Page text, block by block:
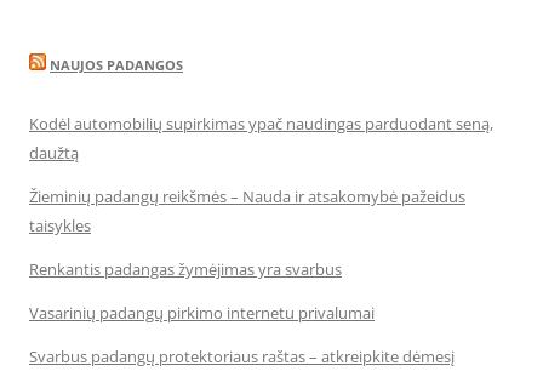
NAUJOS PADANGOS
Kodėl automobilių supirkimas ypač naudingas parduodant seną,
daužtą
Žieminių padangų reikšmės – Nauda ir atsakomybė pažeidus
taisykles
Renkantis padangas žymėjimas yra svarbus
Vasarinių padangų pirkimo internetu privalumai
Svarbus padangų protektoriaus raštas – atkreipkite dėmesį